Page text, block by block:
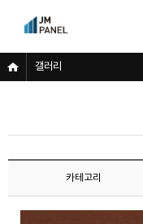
갤러리
카테고리